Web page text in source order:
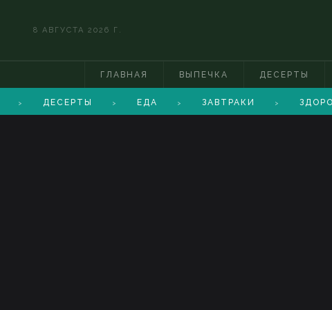
8 АВГУСТА 2026 Г.
ГЛАВНАЯ ВЫПЕЧКА ДЕСЕРТЫ
> ДЕСЕРТЫ > ЕДА > ЗАВТРАКИ >